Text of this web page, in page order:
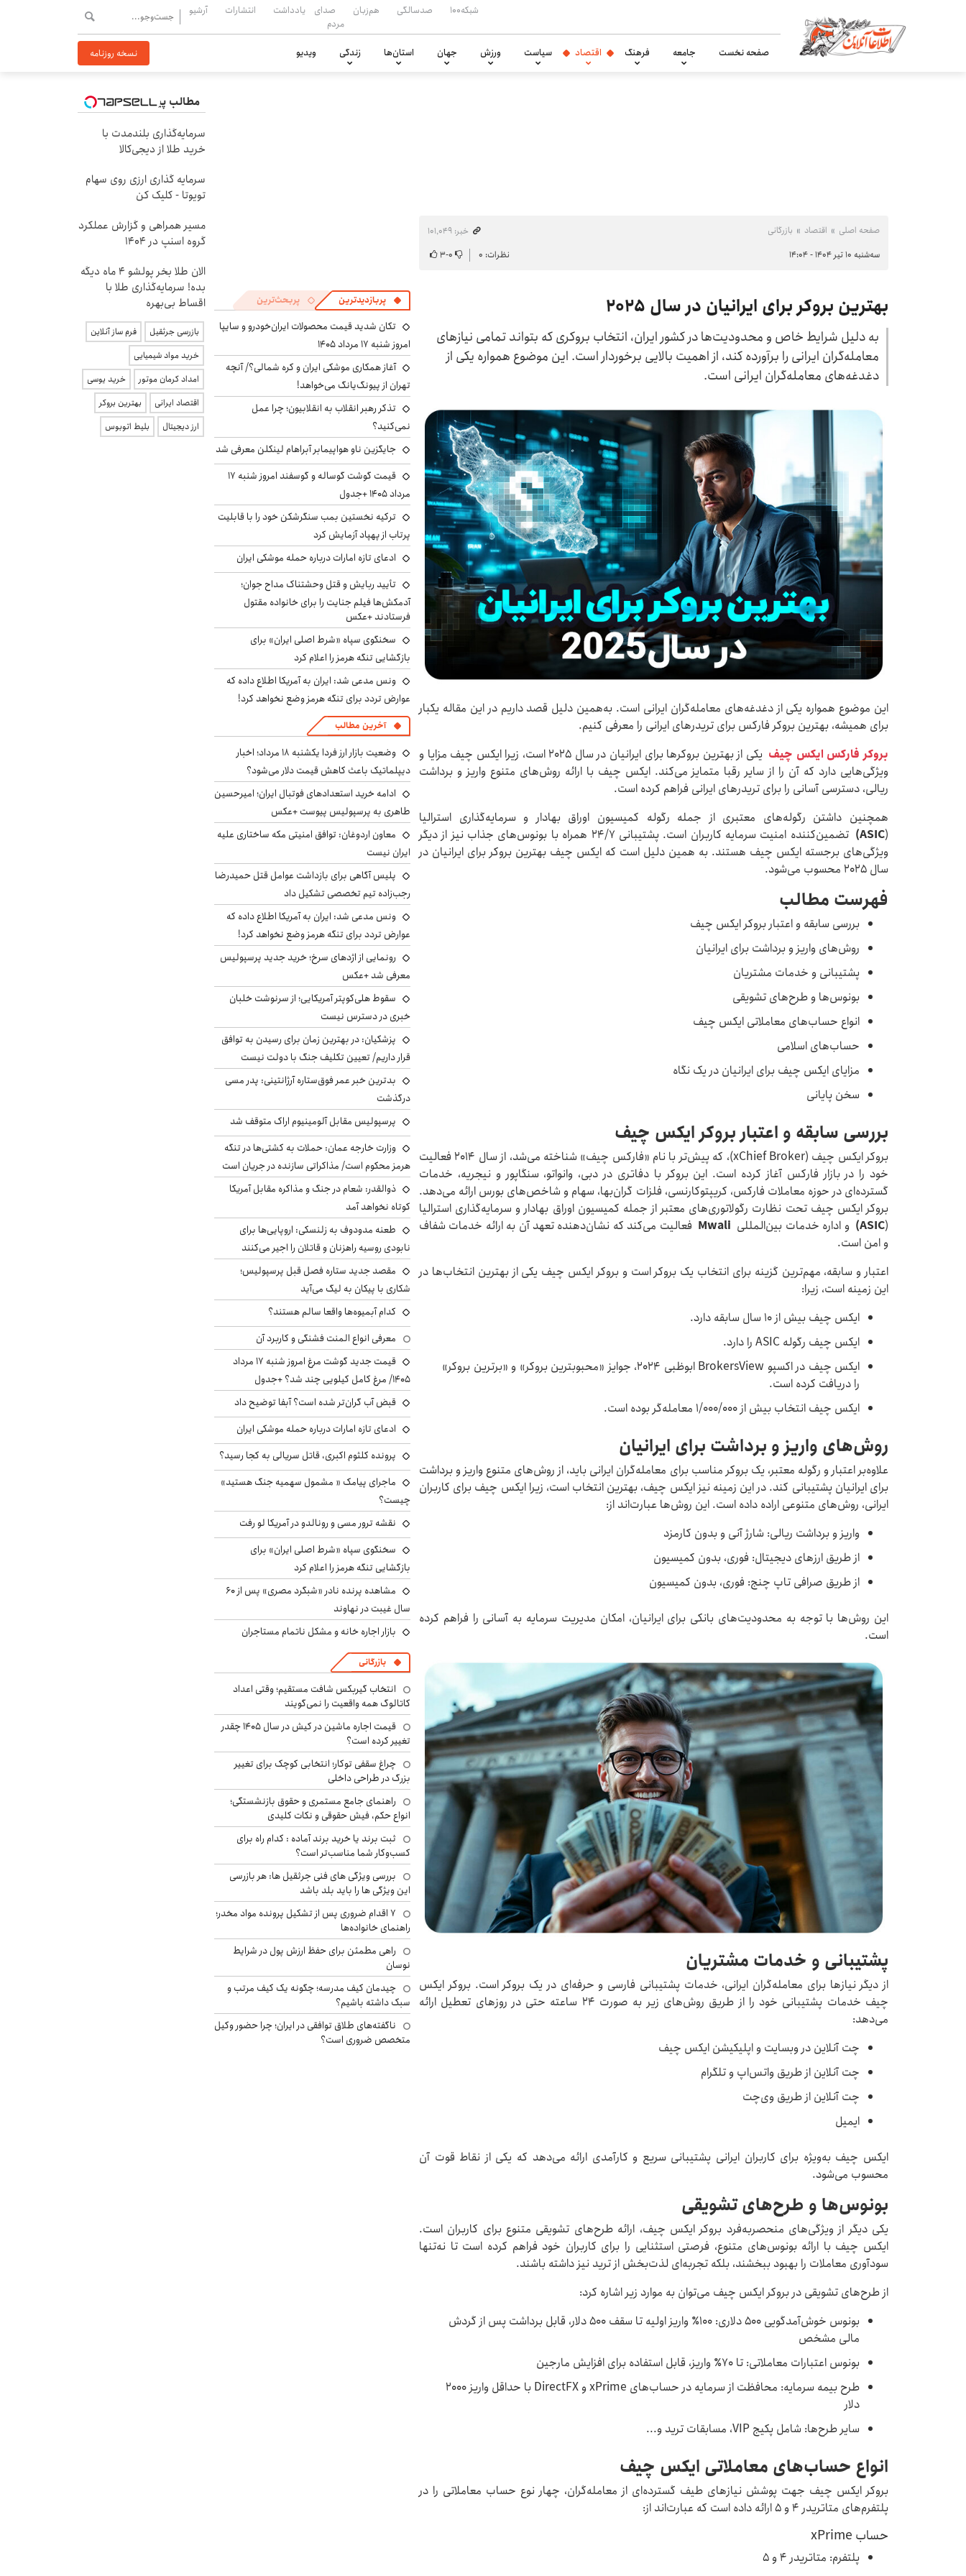
شبکه۱۰۰ صدسالگی هم‌زبان
صدای
مردم
یادداشت انتشارات آرشیو
صفحه نخست جامعه فرهنگ اقتصاد سیاست ورزش جهان استان‌ها زندگی ویدیو نسخه روزنامه
صفحه اصلی اقتصاد بازرگانی
خبر: ۱۰۱٬۰۴۹
سه‌شنبه ۱۰ تیر ۱۴۰۴ - ۱۴:۰۴
نظرات: ۰ ۰-۳
بهترین بروکر برای ایرانیان در سال ۲۰۲۵
به دلیل شرایط خاص و محدودیت‌ها در کشور ایران، انتخاب بروکری که بتواند تمامی نیازهای
معامله‌گران ایرانی را برآورده کند، از اهمیت بالایی برخوردار است. این موضوع همواره یکی از
دغدغه‌های معامله‌گران ایرانی است.
این موضوع همواره یکی از دغدغه‌های معامله‌گران ایرانی است. به‌همین دلیل قصد داریم در این مقاله یکبار
برای همیشه، بهترین بروکر فارکس برای تریدرهای ایرانی را معرفی کنیم.
بروکر فارکس ایکس چیف
یکی از بهترین بروکرها برای ایرانیان در سال ۲۰۲۵ است، زیرا ایکس چیف مزایا و
ویژگی‌هایی دارد که آن را از سایر رقبا متمایز می‌کند. ایکس چیف با ارائه روش‌های متنوع واریز و برداشت
ریالی، دسترسی آسانی را برای تریدرهای ایرانی فراهم کرده است.
همچنین داشتن رگوله‌های معتبری از جمله رگوله کمیسیون اوراق بهادار و سرمایه‌گذاری استرالیا
(
ASIC)
تضمین‌کننده امنیت سرمایه کاربران است. پشتیبانی ۲۴/۷ همراه با بونوس‌های جذاب نیز از دیگر
ویژگی‌های برجسته ایکس چیف هستند. به همین دلیل است که ایکس چیف بهترین بروکر برای ایرانیان در
سال ۲۰۲۵ محسوب می‌شود.
فهرست مطالب
بررسی سابقه و اعتبار بروکر ایکس چیف
روش‌های واریز و برداشت برای ایرانیان
پشتیبانی و خدمات مشتریان
بونوس‌ها و طرح‌های تشویقی
انواع حساب‌های معاملاتی ایکس چیف
حساب‌های اسلامی
مزایای ایکس چیف برای ایرانیان در یک نگاه
سخن پایانی
بررسی سابقه و اعتبار بروکر ایکس چیف
بروکر ایکس چیف (xChief Broker)، که پیش‌تر با نام «فارکس چیف» شناخته می‌شد، از سال ۲۰۱۴ فعالیت
خود را در بازار فارکس آغاز کرده است. این بروکر با دفاتری در دبی، وانواتو، سنگاپور و نیجریه، خدمات
گسترده‌ای در حوزه معاملات فارکس، کریپتوکارنسی، فلزات گران‌بها، سهام و شاخص‌های بورس ارائه می‌دهد.
بروکر ایکس چیف تحت نظارت رگولاتوری‌های معتبر از جمله کمیسیون اوراق بهادار و سرمایه‌گذاری استرالیا
(
ASIC) و اداره خدمات بین‌المللی Mwali فعالیت می‌کند که نشان‌دهنده تعهد آن به ارائه خدمات شفاف
و امن است.
اعتبار و سابقه، مهم‌ترین گزینه برای انتخاب یک بروکر است و بروکر ایکس چیف یکی از بهترین انتخاب‌ها در
این زمینه است، زیرا:
ایکس چیف بیش از ۱۰ سال سابقه دارد.
ایکس چیف رگوله ASIC را دارد.
ایکس چیف در اکسپو BrokersView ابوظبی ۲۰۲۴، جوایز «محبوبترین بروکر» و «برترین بروکر»
را دریافت کرده است.
ایکس چیف انتخاب بیش از 1/000/000 معامله‌گر بوده است.
روش‌های واریز و برداشت برای ایرانیان
علاوه‌بر اعتبار و رگوله معتبر، یک بروکر مناسب برای معامله‌گران ایرانی باید، از روش‌های متنوع واریز و برداشت
برای ایرانیان پشتیبانی کند. در این زمینه نیز ایکس چیف، بهترین انتخاب است، زیرا ایکس چیف برای کاربران
ایرانی، روش‌های متنوعی اراده داده است. این روش‌ها عبارت‌اند از:
واریز و برداشت ریالی: شارژ آنی و بدون کارمزد
از طریق ارزهای دیجیتال: فوری، بدون کمیسیون
از طریق صرافی تاپ چنج: فوری، بدون کمیسیون
این روش‌ها با توجه به محدودیت‌های بانکی برای ایرانیان، امکان مدیریت سرمایه به آسانی را فراهم کرده
است.
پشتیبانی و خدمات مشتریان
از دیگر نیازها برای معامله‌گران ایرانی، خدمات پشتیبانی فارسی و حرفه‌ای در یک بروکر است. بروکر ایکس
چیف خدمات پشتیبانی خود را از طریق روش‌های زیر به صورت ۲۴ ساعته حتی در روزهای تعطیل ارائه
می‌دهد:
چت آنلاین در وبسایت و اپلیکیشن ایکس چیف
چت آنلاین از طریق واتس‌اپ و تلگرام
چت آنلاین از طریق وی‌چت
ایمیل
ایکس چیف به‌ویژه برای کاربران ایرانی پشتیبانی سریع و کارآمدی ارائه می‌دهد که یکی از نقاط قوت آن
محسوب می‌شود.
بونوس‌ها و طرح‌های تشویقی
یکی دیگر از ویژگی‌های منحصربه‌فرد بروکر ایکس چیف، ارائه طرح‌های تشویقی متنوع برای کاربران است.
ایکس چیف با ارائه بونوس‌های متنوع، فرصتی استثنایی را برای کاربران خود فراهم کرده است تا نه‌تنها
سودآوری معاملات را بهبود ببخشند، بلکه تجربه‌ای لذت‌بخش از ترید نیز داشته باشند.
از طرح‌های تشویقی در بروکر ایکس چیف می‌توان به موارد زیر اشاره کرد:
بونوس خوش‌آمدگویی ۵۰۰ دلاری: ۱۰۰٪ واریز اولیه تا سقف ۵۰۰ دلار، قابل برداشت پس از گردش
مالی مشخص
بونوس اعتبارات معاملاتی: تا ۷۰٪ واریز، قابل استفاده برای افزایش مارجین
طرح بیمه سرمایه: محافظت از سرمایه در حساب‌های xPrime و DirectFX با حداقل واریز ۲۰۰۰
دلار
سایر طرح‌ها: شامل پکیج VIP، مسابقات ترید و...
انواع حساب‌های معاملاتی ایکس چیف
بروکر ایکس چیف جهت پوشش نیازهای طیف گسترده‌ای از معامله‌گران، چهار نوع حساب معاملاتی را در
پلتفرم‌های متاتریدر ۴ و ۵ ارائه داده است که عبارت‌اند از:
حساب xPrime
پلتفرم: متاتریدر ۴ و ۵
پربازدیدترین پربحث‌ترین
تکان شدید قیمت محصولات ایران‌خودرو و سایپا
امروز شنبه ۱۷ مرداد ۱۴۰۵
آغاز همکاری موشکی ایران و کره شمالی؟/ آنچه
تهران از پیونگ‌یانگ می‌خواهد!
تذکر رهبر انقلاب به انقلابیون؛ چرا عمل
نمی‌کنید؟
جایگزین ناو هواپیمابر آبراهام لینکلن معرفی شد
قیمت گوشت گوساله و گوسفند امروز شنبه ۱۷
مرداد ۱۴۰۵ +جدول
ترکیه نخستین بمب سنگرشکن خود را با قابلیت
پرتاب از پهپاد آزمایش کرد
ادعای تازه امارات درباره حمله موشکی ایران
تأیید ربایش و قتل وحشتناک مداح جوان؛
آدمکش‌ها فیلم جنایت را برای خانواده مقتول
فرستادند +عکس
سخنگوی سپاه «شرط اصلی ایران» برای
بازگشایی تنگه هرمز را اعلام کرد
ونس مدعی شد: ایران به آمریکا اطلاع داده که
عوارض تردد برای تنگه هرمز وضع نخواهد کرد!
آخرین مطالب
وضعیت بازار ارز فردا یکشنبه ۱۸ مرداد؛ اخبار
دیپلماتیک باعث کاهش قیمت دلار می‌شود؟
ادامه خرید استعدادهای فوتبال ایران؛ امیرحسین
طاهری به پرسپولیس پیوست +عکس
معاون اردوغان: توافق امنیتی مکه ساختاری علیه
ایران نیست
پلیس آگاهی برای بازداشت عوامل قتل حمیدرضا
رجب‌زاده تیم تخصصی تشکیل داد
ونس مدعی شد: ایران به آمریکا اطلاع داده که
عوارض تردد برای تنگه هرمز وضع نخواهد کرد!
رونمایی از اژدهای سرخ؛ خرید جدید پرسپولیس
معرفی شد +عکس
سقوط هلی‌کوپتر آمریکایی؛ از سرنوشت خلبان
خبری در دسترس نیست
پزشکیان‌: در بهترین زمان برای رسیدن به توافق
قرار داریم/ تعیین تکلیف جنگ با دولت نیست
بدترین خبر عمر فوق‌ستاره آرژانتینی: پدر مسی
درگذشت
پرسپولیس مقابل آلومینیوم اراک متوقف شد
وزارت خارجه عمان: حملات به کشتی‌ها در تنگه
هرمز محکوم است/ مذاکراتی سازنده در جریان است
ذوالقدر: شعام در جنگ و مذاکره مقابل آمریکا
کوتاه نخواهد آمد
طعنه مدودوف به زلنسکی: اروپایی‌ها برای
نابودی روسیه راهزنان و قاتلان را اجیر می‌کنند
مقصد جدید ستاره فصل قبل پرسپولیس؛
شکاری با پیکان به لیگ می‌آید
کدام آبمیوه‌ها واقعا سالم هستند؟
معرفی انواع المنت فشنگی و کاربرد آن
قیمت جدید گوشت مرغ امروز شنبه ۱۷ مرداد
۱۴۰۵/ مرغ کامل کیلویی چند شد؟ +جدول
قبض آب گران‌تر شده است؟ آبفا توضیح داد
ادعای تازه امارات درباره حمله موشکی ایران
پرونده کلثوم اکبری، قاتل سریالی به کجا رسید؟
ماجرای پیامک « مشمول سهمیه جنگ هستید»
چیست؟
نقشه ترور مسی و رونالدو در آمریکا لو رفت
سخنگوی سپاه «شرط اصلی ایران» برای
بازگشایی تنگه هرمز را اعلام کرد
مشاهده پرنده نادر «شبگرد مصری» پس از ۶۰
سال غیبت در نهاوند
بازار اجاره خانه و مشکل ناتمام مستاجران
بازرگانی
انتخاب گیربکس شافت مستقیم؛ وقتی اعداد
کاتالوگ همه واقعیت را نمی‌گویند
قیمت اجاره ماشین در کیش در سال ۱۴۰۵ چقدر
تغییر کرده است؟
چراغ سقفی توکار؛ انتخابی کوچک برای تغییر
بزرگ در طراحی داخلی
راهنمای جامع مستمری و حقوق بازنشستگی؛
انواع حکم، فیش حقوقی و نکات کلیدی
ثبت برند یا خرید برند آماده : کدام راه برای
کسب‌وکار شما مناسب‌تر است؟
بررسی ویژگی های فنی جرثقیل ها: هر بازرسی
این ویژگی ها را باید بلد باشد
۷ اقدام ضروری پس از تشکیل پرونده مواد مخدر؛
راهنمای خانواده‌ها
راهی مطمئن برای حفظ ارزش پول در شرایط
نوسان
چیدمان کیف مدرسه؛ چگونه یک کیف مرتب و
سبک داشته باشیم؟
ناگفته‌های طلاق توافقی در ایران؛ چرا حضور وکیل
متخصص ضروری است؟
مطالب پیشنهادی
سرمایه‌گذاری بلندمدت با
خرید طلا از دیجی‌کالا
سرمایه گذاری ارزی روی سهام
تویوتا - کلیک کن
مسیر همراهی و گزارش عملکرد
گروه اسنپ در ۱۴۰۴
الان طلا بخر پولشو 4 ماه دیگه
بده! سرمایه‌گذاری طلا با
اقساط بی‌بهره
بازرسی جرثقیل
فرم ساز آنلاین
خرید مواد شیمیایی
امداد کرمان موتور
خرید یوسی
اقتصاد ایرانی
بهترین بروکر
ارز دیجیتال
بلیط اتوبوس